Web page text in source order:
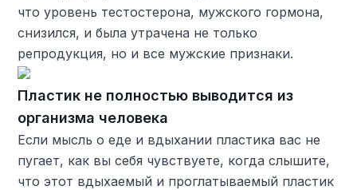
что уровень тестостерона, мужского гормона,
снизился, и была утрачена не только
репродукция, но и все мужские признаки.
Пластик не полностью выводится из
организма человека
Если мысль о еде и вдыхании пластика вас не
пугает, как вы себя чувствуете, когда слышите,
что этот вдыхаемый и проглатываемый пластик